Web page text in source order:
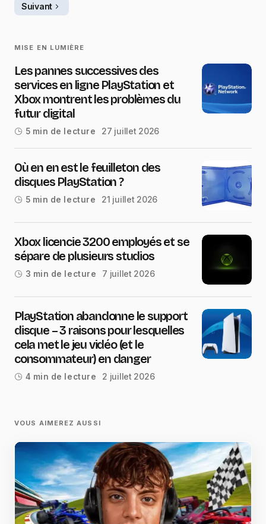
Suivant
MISE EN LUMIÈRE
Les pannes successives des
services en ligne PlayStation et
Xbox montrent les problèmes du
futur digital
5 min de lecture 27 juillet 2026
Où en en est le feuilleton des
disques PlayStation ?
5 min de lecture 21 juillet 2026
Xbox licencie 3200 employés et se
sépare de plusieurs studios
3 min de lecture 7 juillet 2026
PlayStation abandonne le support
disque – 3 raisons pour lesquelles
cela met le jeu vidéo (et le
consommateur) en danger
4 min de lecture 2 juillet 2026
VOUS AIMEREZ AUSSI